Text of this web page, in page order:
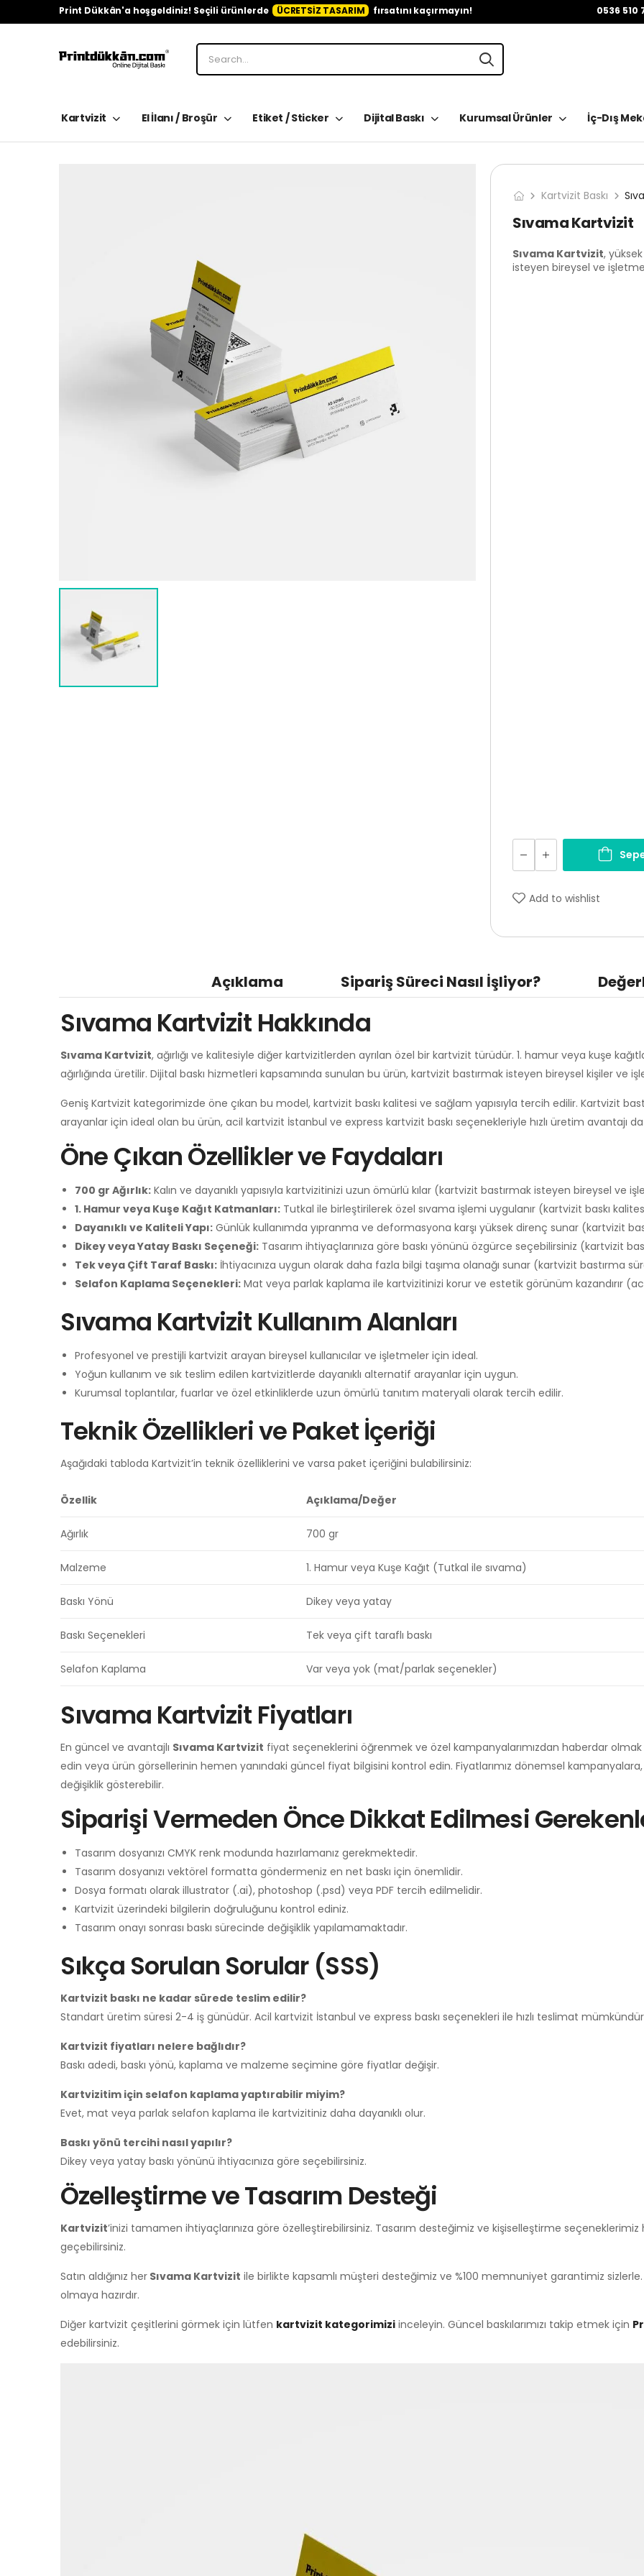
Print Dükkân'a hoşgeldiniz! Seçili ürünlerdeÜCRETSİZ TASARIM fırsatını kaçırmayın! 0536 510
Kartvizit El İlanı / Broşür Etiket / Sticker Dijital Baskı Kurumsal Ürünler İç-Dış
Kartvizit Baskı
Sıvama Kartvizit
Sıvama Kartvizit,
isteyen bireysel ve
Add to wishlist
Açıklama Sipariş Süreci Nasıl İşliyor?
Sıvama Kartvizit Hakkında
Sıvama Kartvizit, ağırlığı ve kalitesiyle diğer kartvizitlerden ayrılan özel bir kartvizit türüdür. 1. hamur veya kuşe
ağırlığında üretilir. Dijital baskı hizmetleri kapsamında sunulan bu ürün, kartvizit bastırmak isteyen bireysel kişiler ve
Geniş Kartvizit kategorimizde öne çıkan bu model, kartvizit baskı kalitesi ve sağlam yapısıyla tercih edilir. Kartvizit
arayanlar için ideal olan bu ürün, acil kartvizit İstanbul ve express kartvizit baskı seçenekleriyle hızlı üretim avantajı
Öne Çıkan Özellikler ve Faydaları
700 gr Ağırlık: Kalın ve dayanıklı yapısıyla kartvizitinizi uzun ömürlü kılar (kartvizit bastırmak isteyen bireysel ve
1. Hamur veya Kuşe Kağıt Katmanları: Tutkal ile birleştirilerek özel sıvama işlemi uygulanır (kartvizit baskı
Dayanıklı ve Kaliteli Yapı: Günlük kullanımda yıpranma ve deformasyona karşı yüksek direnç sunar (kartvizit
Dikey veya Yatay Baskı Seçeneği: Tasarım ihtiyaçlarınıza göre baskı yönünü özgürce seçebilirsiniz (kartvizit
Tek veya Çift Taraf Baskı: İhtiyacınıza uygun olarak daha fazla bilgi taşıma olanağı sunar (kartvizit bastırma
Selafon Kaplama Seçenekleri: Mat veya parlak kaplama ile kartvizitinizi korur ve estetik görünüm kazandırır (acil
Sıvama Kartvizit Kullanım Alanları
Profesyonel ve prestijli kartvizit arayan bireysel kullanıcılar ve işletmeler için ideal.
Yoğun kullanım ve sık teslim edilen kartvizitlerde dayanıklı alternatif arayanlar için uygun.
Kurumsal toplantılar, fuarlar ve özel etkinliklerde uzun ömürlü tanıtım materyali olarak tercih edilir.
Teknik Özellikleri ve Paket İçeriği
Aşağıdaki tabloda Kartvizit’in teknik özelliklerini ve varsa paket içeriğini bulabilirsiniz:
Özellik Açıklama/Değer
Ağırlık 700 gr
Malzeme 1. Hamur veya Kuşe Kağıt (Tutkal ile sıvama)
Baskı Yönü Dikey veya yatay
Baskı Seçenekleri Tek veya çift taraflı baskı
Selafon Kaplama Var veya yok (mat/parlak seçenekler)
Sıvama Kartvizit Fiyatları
En güncel ve avantajlı Sıvama Kartvizit fiyat seçeneklerini öğrenmek ve özel kampanyalarımızdan haberdar
edin veya ürün görsellerinin hemen yanındaki güncel fiyat bilgisini kontrol edin. Fiyatlarımız dönemsel
değişiklik gösterebilir.
Siparişi Vermeden Önce Dikkat Edilmesi
Tasarım dosyanızı CMYK renk modunda hazırlamanız gerekmektedir.
Tasarım dosyanızı vektörel formatta göndermeniz en net baskı için önemlidir.
Dosya formatı olarak illustrator (.ai), photoshop (.psd) veya PDF tercih edilmelidir.
Kartvizit üzerindeki bilgilerin doğruluğunu kontrol ediniz.
Tasarım onayı sonrası baskı sürecinde değişiklik yapılamamaktadır.
Sıkça Sorulan Sorular (SSS)
Kartvizit baskı ne kadar sürede teslim edilir?
Standart üretim süresi 2-4 iş günüdür. Acil kartvizit İstanbul ve express baskı seçenekleri ile hızlı teslimat
Kartvizit fiyatları nelere bağlıdır?
Baskı adedi, baskı yönü, kaplama ve malzeme seçimine göre fiyatlar değişir.
Kartvizitim için selafon kaplama yaptırabilir miyim?
Evet, mat veya parlak selafon kaplama ile kartvizitiniz daha dayanıklı olur.
Baskı yönü tercihi nasıl yapılır?
Dikey veya yatay baskı yönünü ihtiyacınıza göre seçebilirsiniz.
Özelleştirme ve Tasarım Desteği
Kartvizit’inizi tamamen ihtiyaçlarınıza göre özelleştirebilirsiniz. Tasarım desteğimiz ve kişiselleştirme
geçebilirsiniz.
Satın aldığınız her Sıvama Kartvizit ile birlikte kapsamlı müşteri desteğimiz ve %100 memnuniyet garantimiz
olmaya hazırdır.
Diğer kartvizit çeşitlerini görmek için lütfen kartvizit kategorimizi inceleyin. Güncel baskılarımızı takip etmek için
edebilirsiniz.